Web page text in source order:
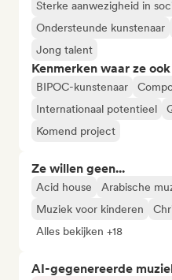
Sterke aanwezigheid in
Ondersteunde kunstenaar
Jong talent
Kenmerken waar ze
BIPOC-kunstenaar
Internationaal potentieel
Komend project
Ze willen geen...
Acid house Arabische
Muziek voor kinderen
Alles bekijken +18
AI-gegenereerde